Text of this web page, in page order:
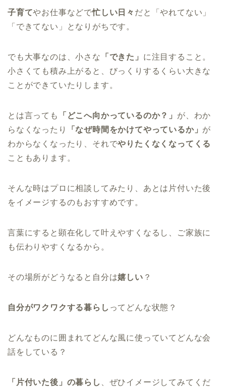
子育てやお仕事などで忙しい日々 だと「やれてない」
「できてない」となりがちです。
でも大事なのは、小さな 「できた」 に注目すること。
小さくても積み上がると、びっくりするくらい大きな
ことができていたりします。
とは言っても 「どこへ向かっているのか？」 が、わか
らなくなったり
「なぜ時間をかけてやっているか」 が
わからなくなったり、それでやりたくなくなってくる
こともあります。
そんな時はプロに相談してみたり、あとは片付いた後
をイメージするのもおすすめです。
言葉にすると顕在化して叶えやすくなるし、ご家族に
も伝わりやすくなるから。
その場所がどうなると自分は嬉しい ？
自分がワクワクする暮らし ってどんな状態？
どんなものに囲まれてどんな風に使っていてどんな会
話をしている？
「片付いた後」の暮らし
、ぜひイメージしてみてくだ